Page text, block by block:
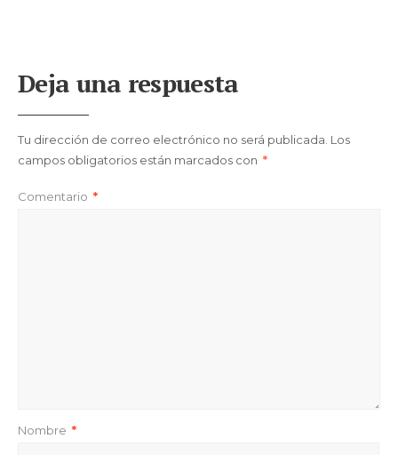
Deja una respuesta
Tu dirección de correo electrónico no será publicada. Los
campos obligatorios están marcados con *
Comentario *
Nombre *